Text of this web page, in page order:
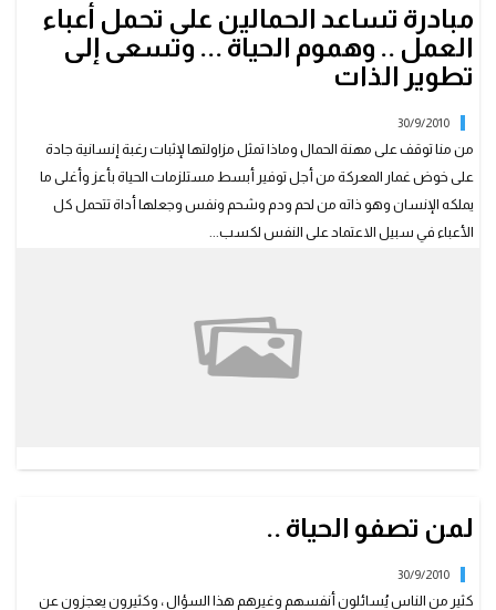
مبادرة تساعد الحمالين على تحمل أعباء
العمل .. وهموم الحياة ... وتسعى إلى
تطوير الذات
30/9/2010
من منا توقف على مهنة الحمال وماذا تمثل مزاولتها لإثبات رغبة إنسانية جادة
على خوض غمار المعركة من أجل توفير أبسط مستلزمات الحياة بأعز وأغلى ما
يملكه الإنسان وهو ذاته من لحم ودم وشحم ونفس وجعلها أداة تتحمل كل
الأعباء في سبيل الاعتماد على النفس لكسب...
لمن تصفو الحياة ..
30/9/2010
كثير من الناس يُسائلون أنفسهم وغيرهم هذا السؤال ، وكثيرون يعجزون عن